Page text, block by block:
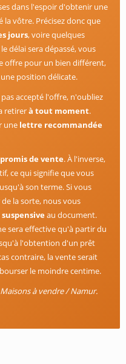
dans l'espoir d'obtenir une
la vôtre. Précisez donc que
jours, voire quelques
délai sera dépassé, vous
offre pour un bien différent,
position délicate.
accepté l'offre, n'oubliez
retirerà tout moment.
une lettre recommandée
de vente. À l'inverse,
ce qui signifie que vous
son terme. Si vous
de la sorte, nous vous
au document.
sera effective qu'à partir du
l'obtention d'un prêt
contraire, la vente serait
le moindre centime.
à vendre / Namur.